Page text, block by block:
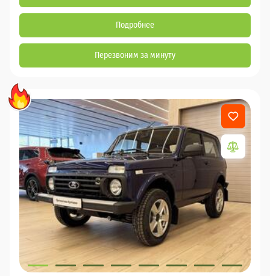
Подробнее
Перезвоним за минуту